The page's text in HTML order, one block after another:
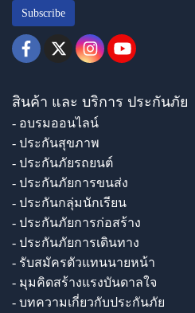
Subscribe
สินค้า และ บริการ ประกันภัย
- อบรมออนไลน์
- ประกันสุขภาพ
- ประกันภัยรถยนต์
- ประกันภัยการขนส่ง
- ประกันกลุ่มนักเรียน
- ประกันภัยการก่อสร้าง
- ประกันภัยการเดินทาง
- รับสมัครตัวแทนนายหน้า
- มุมคิดสร้างแรงบันดาลใจ
- บทความเกี่ยวกับประกันภัย